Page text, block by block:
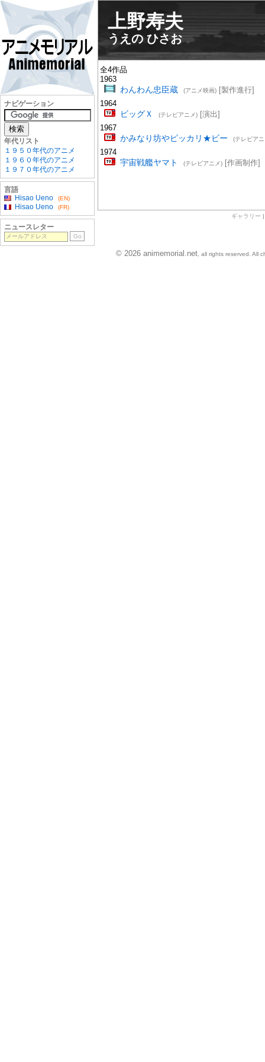
上野寿夫
うえの ひさお
全4作品
1963
わんわん忠臣蔵 (アニメ映画)[製作進行]
1964
ビッグＸ (テレビアニメ)[演出]
1967
かみなり坊やピッカリ★ビー (テレビア
1974
宇宙戦艦ヤマト (テレビアニメ)[作画制作]
ギャラリー
ナビゲーション
年代リスト
１９５０年代のアニメ
１９６０年代のアニメ
１９７０年代のアニメ
言語
Hisao Ueno
(EN)
Hisao Ueno (FR)
ニュースレター
© 2026 animemorial.net , all rights reserved. All